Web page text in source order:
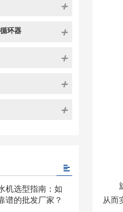
从而
环器
机选型指南：如
谱的批发厂家？